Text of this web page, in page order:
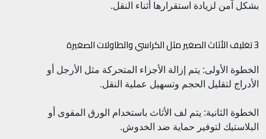
بشكل آمن لزيادة استقرارها أثناء النقل.
3 تغليف الأثاث الصغير مثل الكراسي والطاولات الصغيرة
الخطوة الأولى: يتم إزالة الأجزاء المتحركة مثل الأرجل أو
الأدراج لتقليل الحجم وتسهيل عملية النقل.
الخطوة الثانية: يتم لف الأثاث باستخدام الورق المقوى أو
البلاستيك لتوفير حماية ضد الخدوش.